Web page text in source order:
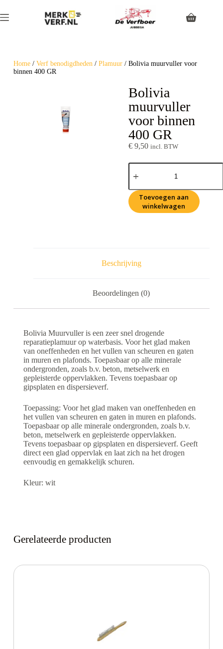
Home/ Verf benodigdheden/ Plamuur/ Bolivia muurvuller voor
binnen 400 GR
Bolivia
muurvuller
voor binnen
400 GR
€9,50 incl. BTW
Toevoegen aan
winkelwagen
Beschrijving
Beoordelingen (0)
Bolivia Muurvuller is een zeer snel drogende
reparatieplamuur op waterbasis. Voor het glad maken
van oneffenheden en het vullen van scheuren en gaten
in muren en plafonds. Toepasbaar op alle minerale
ondergronden, zoals b.v. beton, metselwerk en
gepleisterde oppervlakken. Tevens toepasbaar op
gipsplaten en dispersieverf.
Toepassing: Voor het glad maken van oneffenheden en
het vullen van scheuren en gaten in muren en plafonds.
Toepasbaar op alle minerale ondergronden, zoals b.v.
beton, metselwerk en gepleisterde oppervlakken.
Tevens toepasbaar op gipsplaten en dispersieverf. Geeft
direct een glad oppervlak en laat zich na het drogen
eenvoudig en gemakkelijk schuren.
Kleur: wit
Gerelateerde producten